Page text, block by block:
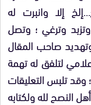
إلا وانبرت له
وترغي ؛ وتصل
صاحب المقال
لتلفق له تهمة
وقد تلبس التعليقات
النصح لله ولكتابه